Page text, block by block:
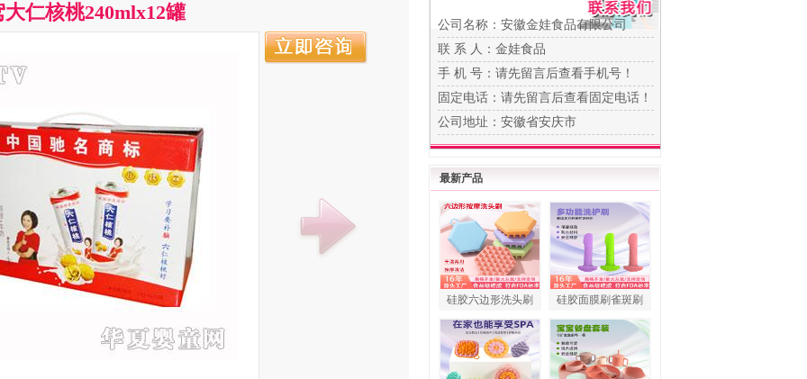
仁核桃240mlx12罐
公司名称：安徽金娃食品有限公司
联 系 人：金娃食品
手 机 号： 请先留言后查看手机号！
固定电话： 请先留言后查看固定电话！
公司地址：安徽省安庆市
最新产品
硅胶六边形洗头刷 硅胶面膜刷雀斑刷